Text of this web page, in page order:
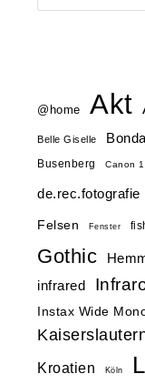
@home Akt
Belle Giselle
Busenberg Canon
de.rec.fotografie
Felsen Fenster
Gothic
infrared
Instax Wide
Kroatien Köln